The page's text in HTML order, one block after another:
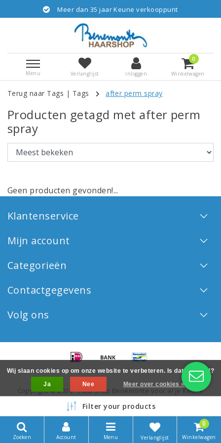
Meer dan 35 jaar Keune verkooppunt
Menu Verlanglijst Inloggen
0
Winkelwagen
Terug naar Tags | Tags after perm spray
Producten getagd met after perm
spray
Geen producten gevonden!...
Klantenservice
Mijn account
Categorieën
Contactgegevens
Volg ons
Copyright © 2026 - Haarshop Benemonte voor al je Keune
haarproducten - All rights reserved - Realization
Filter your products
Zoeken Account Menu Verlanglijst
0
Winkelwagen
Wij slaan cookies op om onze website te verbeteren. Is dat akkoord?
Ja
Nee Meer over cookies »